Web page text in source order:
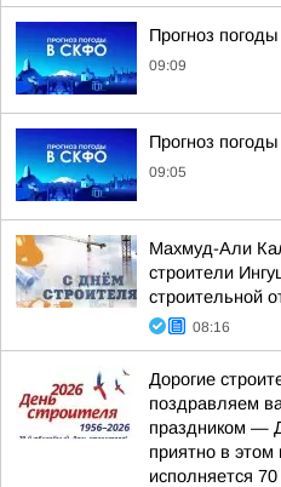
Прогноз
09:09
Прогноз
09:05
Махмуд-Али
строители
строительной
08:16
Дорогие
поздравляем
праздником —
приятно в этом
исполняется